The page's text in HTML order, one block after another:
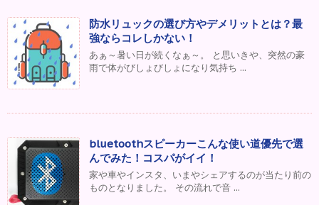
防水リュックの選び方やデメリットとは？最
強ならコレしかない！
あぁ～暑い日が続くなぁ～。 と思いきや、突然の豪
雨で体がびしょびしょになり気持ち ...
bluetoothスピーカーこんな使い道優先で選
んでみた！コスパがイイ！
家や車やインスタ、いまやシェアするのが当たり前の
ものとなりました。 その流れで音 ...